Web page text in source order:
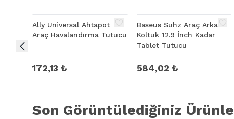
Ally Universal Ahtapot
Araç Havalandırma Tutucu
172,13 ₺
Baseus Suhz Araç Arka
Koltuk 12.9 İnch Kadar
Tablet Tutucu
584,02 ₺
Son Görüntülediğiniz